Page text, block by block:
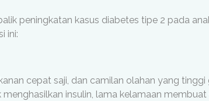
peningkatan kasus diabetes tipe 2 pada
ini:
cepat saji, dan camilan olahan yang
insulin, lama kelamaan